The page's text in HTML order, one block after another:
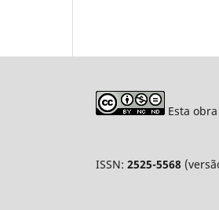
Esta
ISSN: 2525-5568